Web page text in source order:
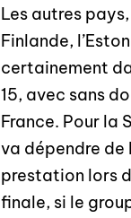
Les autres
Finlande,
certainement
15, avec sans
France. Pour la
va dépendre de
prestation lors
finale, si le